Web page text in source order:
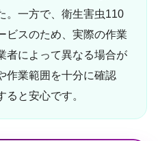
。一方で、衛生害虫110
ビスのため、実際の作業
者によって異なる場合が
作業範囲を十分に確認
ると安心です。